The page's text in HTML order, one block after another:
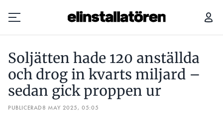
Prenumerera
Hantera prenumeration
Soljätten hade 120 anställda
och drog in kvarts miljard –
sedan gick proppen ur
PUBLICERAD8 MAY 2025, 05:05